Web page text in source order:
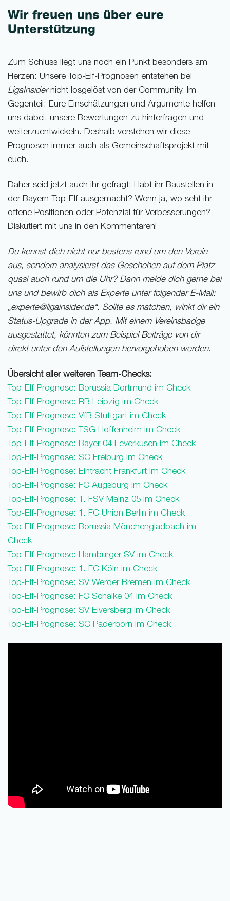
Wir freuen uns über eure
Unterstützung
Zum Schluss liegt uns noch ein Punkt besonders am
Herzen: Unsere Top-Elf-Prognosen entstehen bei
LigaInsidernicht losgelöst von der Community. Im
Gegenteil: Eure Einschätzungen und Argumente helfen
uns dabei, unsere Bewertungen zu hinterfragen und
weiterzuentwickeln. Deshalb verstehen wir diese
Prognosen immer auch als Gemeinschaftsprojekt mit
euch.
Daher seid jetzt auch ihr gefragt: Habt ihr Baustellen in
der Bayern-Top-Elf ausgemacht? Wenn ja, wo seht ihr
offene Positionen oder Potenzial für Verbesserungen?
Diskutiert mit uns in den Kommentaren!
Du kennst dich nicht nur bestens rund um den Verein
aus, sondern analysierst das Geschehen auf dem Platz
quasi auch rund um die Uhr? Dann melde dich gerne bei
uns und bewirb dich als Experte unter folgender E-Mail:
„experte@ligainsider.de“. Sollte es matchen, winkt dir ein
Status-Upgrade in der App. Mit einem Vereinsbadge
ausgestattet, könnten zum Beispiel Beiträge von dir
direkt unter den Aufstellungen hervorgehoben werden.
Übersicht aller weiteren Team-Checks:
Top-Elf-Prognose: Borussia Dortmund im Check
Top-Elf-Prognose: RB Leipzig im Check
Top-Elf-Prognose: VfB Stuttgart im Check
Top-Elf-Prognose: TSG Hoffenheim im Check
Top-Elf-Prognose: Bayer 04 Leverkusen im Check
Top-Elf-Prognose: SC Freiburg im Check
Top-Elf-Prognose: Eintracht Frankfurt im Check
Top-Elf-Prognose: FC Augsburg im Check
Top-Elf-Prognose: 1. FSV Mainz 05 im Check
Top-Elf-Prognose: 1. FC Union Berlin im Check
Top-Elf-Prognose: Borussia Mönchengladbach im
Check
Top-Elf-Prognose: Hamburger SV im Check
Top-Elf-Prognose: 1. FC Köln im Check
Top-Elf-Prognose: SV Werder Bremen im Check
Top-Elf-Prognose: FC Schalke 04 im Check
Top-Elf-Prognose: SV Elversberg im Check
Top-Elf-Prognose: SC Paderborn im Check